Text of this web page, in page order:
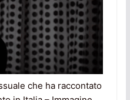
che ha raccontato